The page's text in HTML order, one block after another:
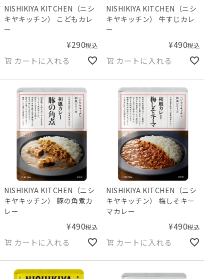
NISHIKIYA KITCHEN（ニシ
キヤキッチン） こどもカレ
ー
¥290税込
カートに入れる
NISHIKIYA KITCHEN（ニシ
キヤキッチン） 牛すじカレ
ー
¥490税込
カートに入れる
NISHIKIYA KITCHEN（ニシ
キヤキッチン） 豚の角煮カ
レー
¥490税込
カートに入れる
NISHIKIYA KITCHEN（ニシ
キヤキッチン） 梅しそキー
マカレー
¥490税込
カートに入れる